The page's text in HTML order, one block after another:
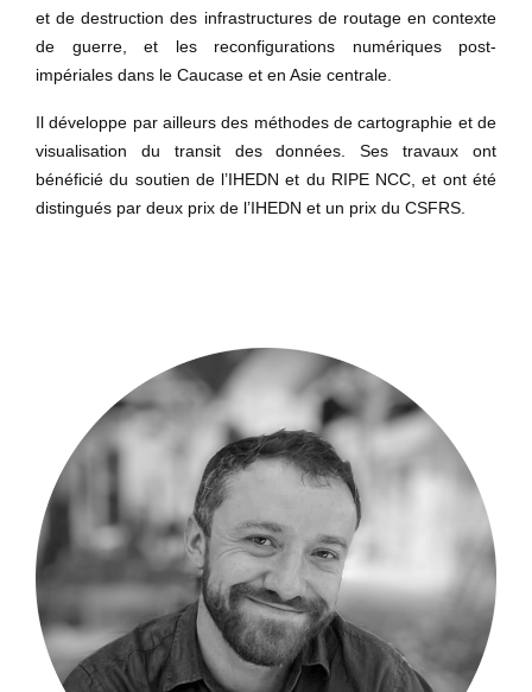
et de destruction des infrastructures de routage en contexte
de guerre, et les reconfigurations numériques post-
impériales dans le Caucase et en Asie centrale.
Il développe par ailleurs des méthodes de cartographie et de
visualisation du transit des données. Ses travaux ont
bénéficié du soutien de l’IHEDN et du RIPE NCC, et ont été
distingués par deux prix de l’IHEDN et un prix du CSFRS.